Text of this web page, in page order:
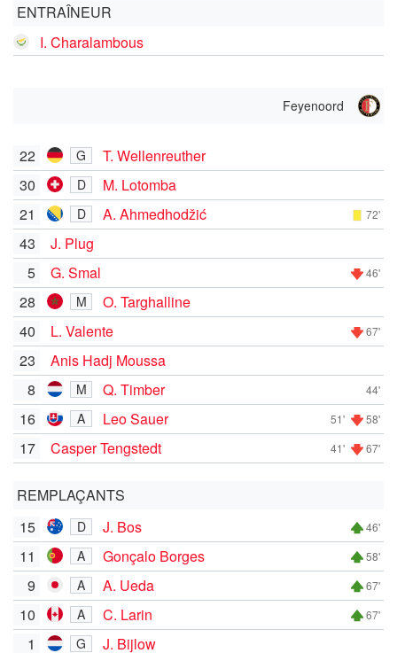
ENTRAÎNEUR
I. Charalambous
Feyenoord
22 G
T. Wellenreuther
30
D
M. Lotomba
21
D A. Ahmedhodžić 72'
43
J. Plug
5
G. Smal 46'
28 M
O. Targhalline
40
L. Valente 67'
23
Anis Hadj Moussa
8
M Q. Timber 44'
16 A Leo Sauer 51' 58'
17 Casper Tengstedt 41' 67'
REMPLAÇANTS
15
D J. Bos 46'
11 A Gonçalo Borges 58'
9 A A. Ueda 67'
10 A C. Larin 67'
1 G J. Bijlow